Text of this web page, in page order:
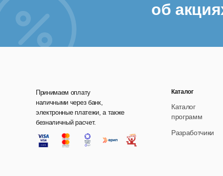
об
Принимаем оплату
наличными через банк,
электронные платежи, а также
безналичный расчет.
Каталог
Каталог
программ
Разработчики